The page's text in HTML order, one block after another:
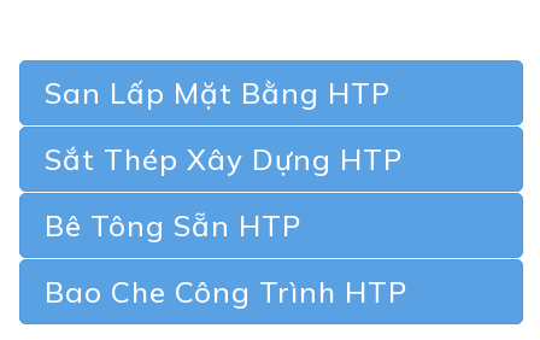
San Lấp Mặt Bằng HTP
Sắt Thép Xây Dựng HTP
Bê Tông Sẵn HTP
Bao Che Công Trình HTP